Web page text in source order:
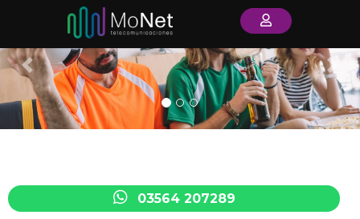
Previous
03564 207289